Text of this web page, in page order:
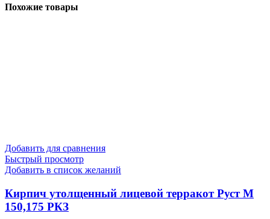
Похожие товары
Добавить для сравнения
Быстрый просмотр
Добавить в список желаний
Кирпич утолщенный лицевой терракот Руст М
150,175 РКЗ